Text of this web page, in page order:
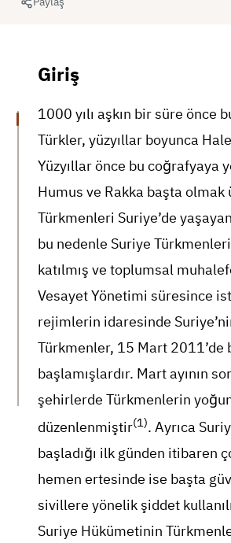
Giriş
1000 yılı aşkın bir süre
Türkler, yüzyıllar boyunca
Yüzyıllar önce bu coğrafyaya
Humus ve Rakka başta olmak
Türkmenleri Suriye’de
bu nedenle Suriye
katılmış ve toplumsal
Vesayet Yönetimi süresince
rejimlerin idaresinde
Türkmenler, 15 Mart
başlamışlardır. Mart ayının
şehirlerde Türkmenlerin
düzenlenmiştir(1). Ayrıca
başladığı ilk günden itibaren
hemen ertesinde ise başta
sivillere yönelik şiddet
Suriye Hükümetinin